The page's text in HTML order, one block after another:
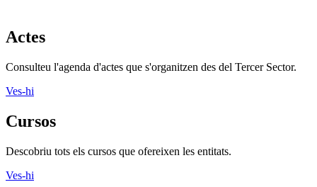
Actes
Consulteu l'agenda d'actes que s'organitzen des del Tercer Sector.
Ves-hi
Cursos
Descobriu tots els cursos que ofereixen les entitats.
Ves-hi